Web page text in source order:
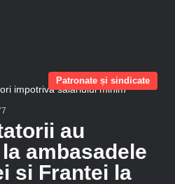
Patronate și sindicate
au
ambasadele
si Frantei la